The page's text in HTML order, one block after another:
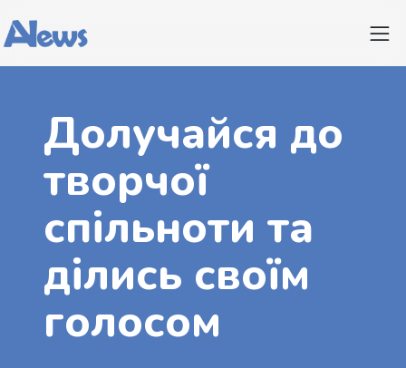
Долучайся до
творчої
спільноти та
ділись своїм
голосом